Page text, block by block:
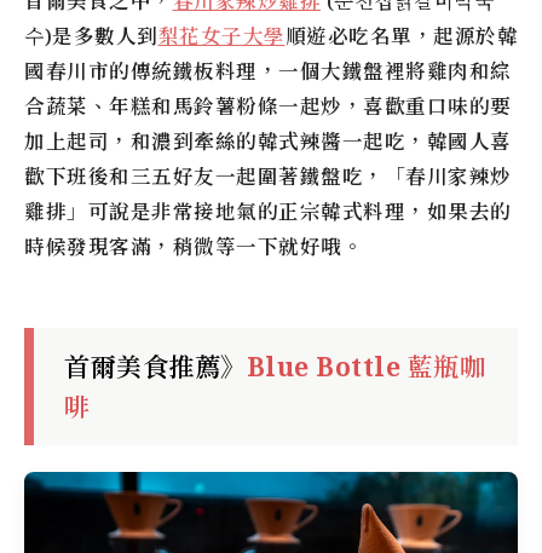
수)是多數人到梨花女子大學順遊必吃名單，起源於韓
國春川市的傳統鐵板料理，一個大鐵盤裡將雞肉和綜
合蔬菜、年糕和馬鈴薯粉條一起炒，喜歡重口味的要
加上起司，和濃到牽絲的韓式辣醬一起吃，韓國人喜
歡下班後和三五好友一起圍著鐵盤吃，「春川家辣炒
雞排」可說是非常接地氣的正宗韓式料理，如果去的
時候發現客滿，稍微等一下就好哦。
首爾美食推薦》 Blue Bottle 藍瓶咖
啡